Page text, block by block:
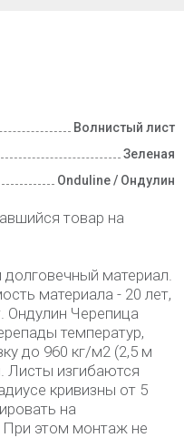
Волнистый лист
Зеленая
Onduline / Ондулин
товар на
материал.
материала - 20 лет,
Ондулин Черепица
температур,
до 960 кг/м2 (2,5 м
Листы изгибаются
кривизны от 5
на
При этом монтаж не